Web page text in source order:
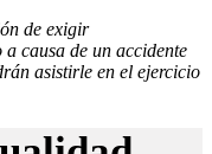
de exigir
causa de un accidente
asistirle en el ejercicio